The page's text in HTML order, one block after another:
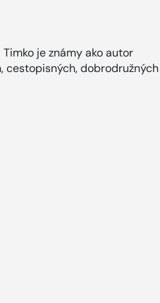
je známy ako autor
cestopisných, dobrodružných